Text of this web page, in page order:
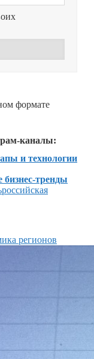
формате
каналы:
и технологии
тренды
российская
регионов